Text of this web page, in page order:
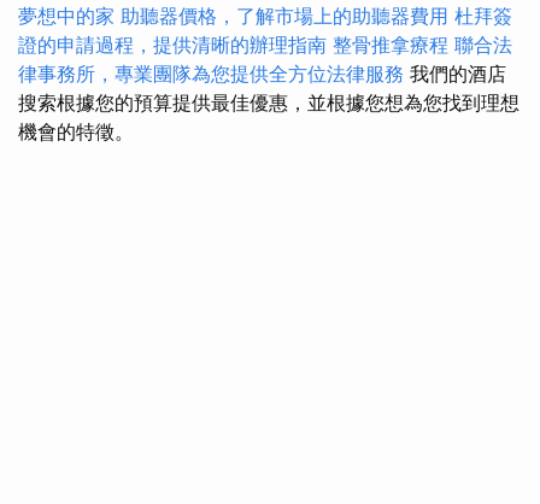
夢想中的家 助聽器價格，了解市場上的助聽器費用 杜拜簽
證的申請過程，提供清晰的辦理指南 整骨推拿療程 聯合法
律事務所，專業團隊為您提供全方位法律服務 我們的酒店
搜索根據您的預算提供最佳優惠，並根據您想為您找到理想
機會的特徵。